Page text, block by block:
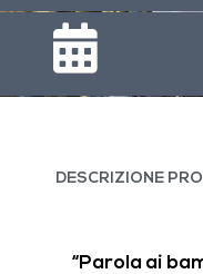
DESCRIZIONE
“Parola ai